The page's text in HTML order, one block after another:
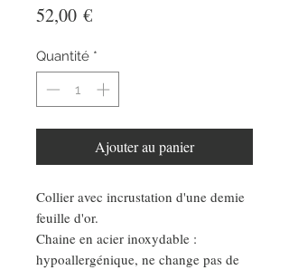
52,00 €Prix
Quantité *
Ajouter au panier
Collier avec incrustation d'une demie
feuille d'or.
Chaine en acier inoxydable :
hypoallergénique, ne change pas de